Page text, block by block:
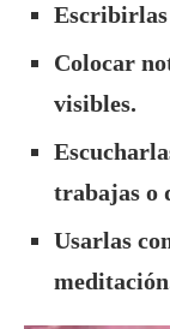
Escribirlas
Colocar
visibles.
trabajas o
Usarlas